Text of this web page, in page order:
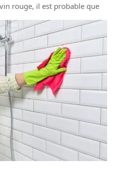
rouge, il est probable que